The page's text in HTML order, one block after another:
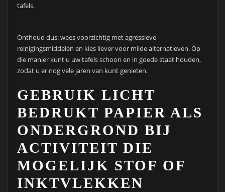
tafels.
Onthoud dus: wees voorzichtig met agressieve
reinigingsmiddelen en kies liever voor milde alternatieven. Op
die manier kunt u uw tafels schoon en in goede staat houden,
zodat u er nog vele jaren van kunt genieten.
GEBRUIK LICHT
BEDRUKT PAPIER ALS
ONDERGROND BIJ
ACTIVITEIT DIE
MOGELIJK STOF OF
INKTVLEKKEN